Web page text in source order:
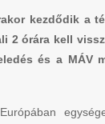
kezdődik a
2 órára kell
és a MÁV